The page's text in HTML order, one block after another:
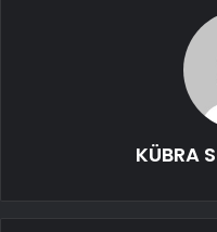
KÜBRA